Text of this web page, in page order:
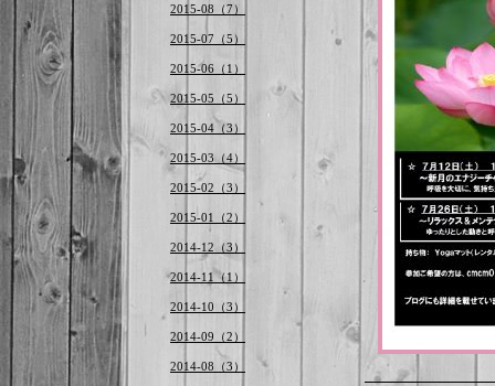
2015-08（7）
2015-07（5）
2015-06（1）
2015-05（5）
2015-04（3）
2015-03（4）
2015-02（3）
2015-01（2）
2014-12（3）
2014-11（1）
2014-10（3）
2014-09（2）
2014-08（3）